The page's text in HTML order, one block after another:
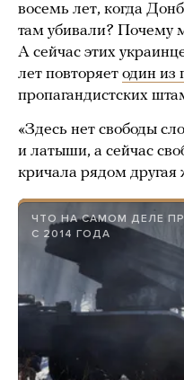
восемь лет, когда
там убивали? Почему
А сейчас этих
лет повторяет один из
пропагандистских
«Здесь нет свободы
и латыши, а сейчас
кричала рядом
ЧТО НА САМОМ ДЕЛЕ
С 2014 ГОДА